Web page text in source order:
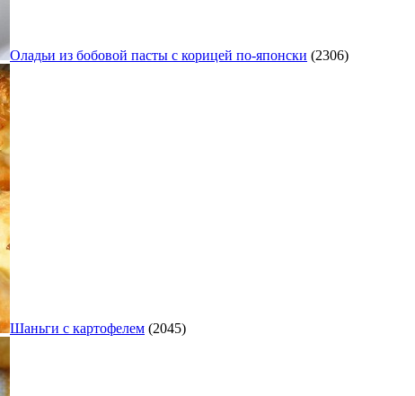
Оладьи из бобовой пасты с корицей по‑японски (2306)
Шаньги с картофелем (2045)